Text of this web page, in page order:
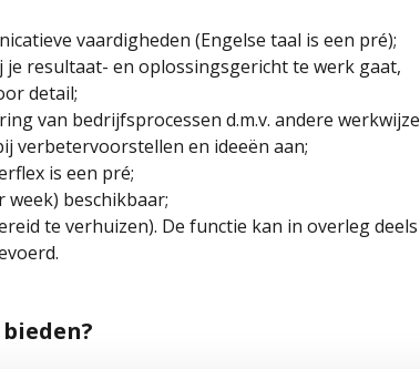
vaardigheden (Engelse taal is een pré);
resultaat- en oplossingsgericht te werk gaat,
detail;
van bedrijfsprocessen d.m.v. andere werkwijze
verbetervoorstellen en ideeën aan;
is een pré;
beschikbaar;
te verhuizen). De functie kan in overleg deels